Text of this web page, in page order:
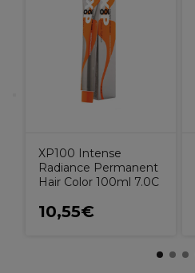
XP100 Intense
Radiance Permanent
Hair Color 100ml 7.0C
10,55€